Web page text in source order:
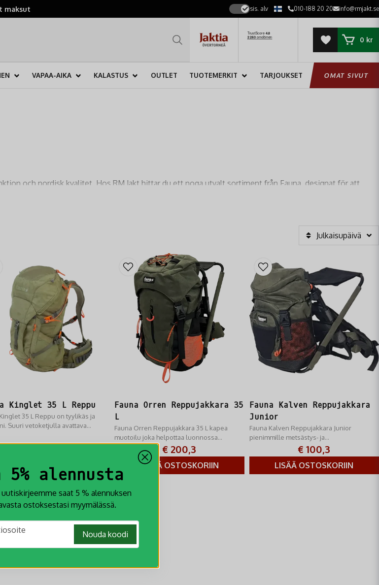
maksut sis. alv 010-188 20 20 info@rmjakt.se
0 kr
VAPAA-AIKA KALASTUS OUTLET TUOTEMERKIT TARJOUKSET OMAT SIVUT
och nordisk kvalitet. Hos RM Jakt hittar du ett noga utvalt sortiment från Fauna, designat för att
Julkaisupäivä
Kinglet 35 L Reppu
35 L Reppu on tyylikäs ja
Suuri vetoketjulla avattava
LISÄÄ OSTOSKORIIN
Fauna Orren Reppujakkara 35
L
Fauna Orren Reppujakkara 35 L kapea
muotoilu joka helpottaa luonnossa
liikkumista ja on erityisen hyvä
€ 200,3
LISÄÄ OSTOSKORIIN
Fauna Kalven Reppujakkara
Junior
Fauna Kalven Reppujakkara Junior
pienimmille metsästys- ja
ulkoiluharrastajille.€ 100,3
LISÄÄ OSTOSKORIIN
5% alennusta
uutiskirjeemme saat 5 % alennuksen
ostoksestasi myymälässä.
Nouda koodi